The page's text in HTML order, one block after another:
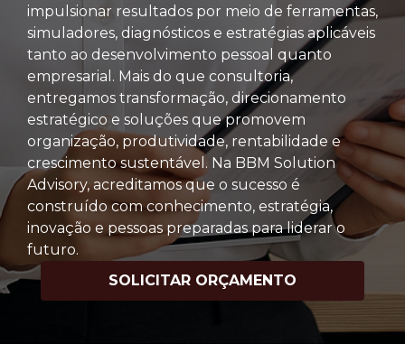
impulsionar resultados por meio de ferramentas,
simuladores, diagnósticos e estratégias aplicáveis
tanto ao desenvolvimento pessoal quanto
empresarial. Mais do que consultoria,
entregamos transformação, direcionamento
estratégico e soluções que promovem
organização, produtividade, rentabilidade e
crescimento sustentável. Na BBM Solution
Advisory, acreditamos que o sucesso é
construído com conhecimento, estratégia,
inovação e pessoas preparadas para liderar o
futuro.
SOLICITAR ORÇAMENTO